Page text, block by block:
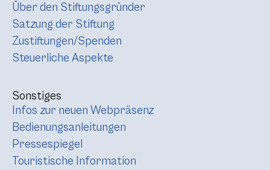
Über den Stiftungsgründer
Satzung der Stiftung
Zustiftungen/Spenden
Steuerliche Aspekte
Sonstiges
Infos zur neuen Webpräsenz
Bedienungsanleitungen
Pressespiegel
Touristische Information